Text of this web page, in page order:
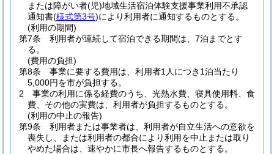
または障がい者(児)地域生活宿泊体験支援事業利用不承認
通知書(様式第3号)により利用者に通知するものとする。
(利用の期間)
第7条
利用者が連続して宿泊できる期間は、7泊までとす
る。
(費用の負担)
第8条
事業に要する費用は、利用者1人につき1泊当たり
5,000円を市が負担する。
2
事業の利用に係る経費のうち、光熱水費、寝具使用料、食
費、その他の実費は、利用者が負担するものとする。
(利用の中止の報告)
第9条
利用者または事業者は、利用者が自立生活への意欲を
喪失し、または利用者の都合により利用を中止または取り
やめた場合は、速やかに市長へ報告するものとする。